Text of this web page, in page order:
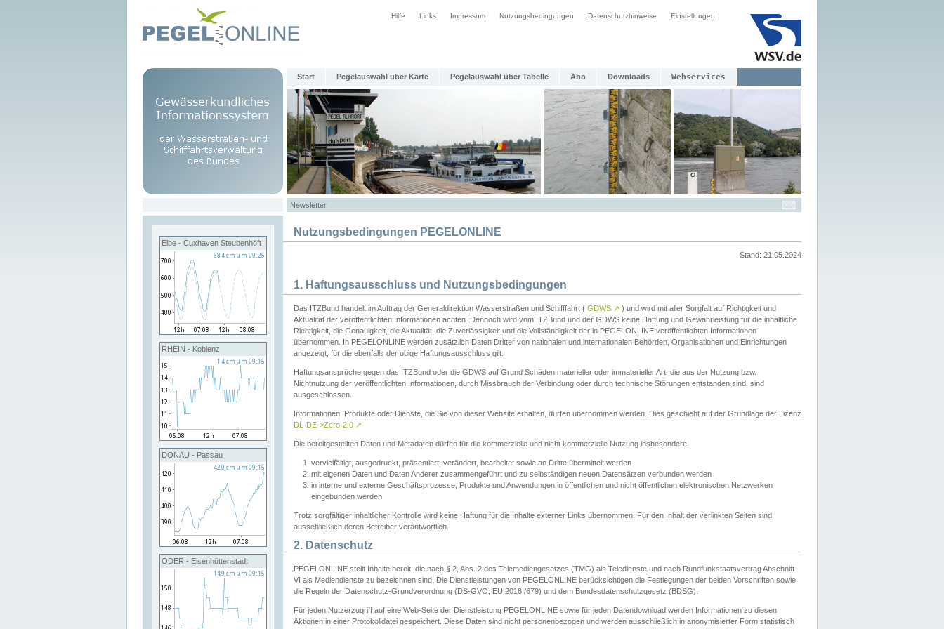
Hilfe Links Impressum Nutzungsbedingungen Datenschutzhinweise Einstellungen
Start Pegelauswahl über Karte Pegelauswahl über Tabelle Abo Downloads Webservices
Newsletter
Elbe - Cuxhaven Steubenhöft
RHEIN - Koblenz
DONAU - Passau
ODER - Eisenhüttenstadt
Nutzungsbedingungen PEGELONLINE
Stand: 21.05.2024
1. Haftungsausschluss und Nutzungsbedingungen
Das ITZBund handelt im Auftrag der Generaldirektion Wasserstraßen und Schifffahrt ( GDWS ↗ ) und wird mit aller Sorgfalt auf Richtigkeit und
Aktualität der veröffentlichten Informationen achten. Dennoch wird vom ITZBund und der GDWS keine Haftung und Gewährleistung für die inhaltliche
Richtigkeit, die Genauigkeit, die Aktualität, die Zuverlässigkeit und die Vollständigkeit der in PEGELONLINE veröffentlichten Informationen
übernommen. In PEGELONLINE werden zusätzlich Daten Dritter von nationalen und internationalen Behörden, Organisationen und Einrichtungen
angezeigt, für die ebenfalls der obige Haftungsausschluss gilt.
Haftungsansprüche gegen das ITZBund oder die GDWS auf Grund Schäden materieller oder immaterieller Art, die aus der Nutzung bzw.
Nichtnutzung der veröffentlichten Informationen, durch Missbrauch der Verbindung oder durch technische Störungen entstanden sind, sind
ausgeschlossen.
Informationen, Produkte oder Dienste, die Sie von dieser Website erhalten, dürfen übernommen werden. Dies geschieht auf der Grundlage der Lizenz
DL-DE->Zero-2.0 ↗
Die bereitgestellten Daten und Metadaten dürfen für die kommerzielle und nicht kommerzielle Nutzung insbesondere
vervielfältigt, ausgedruckt, präsentiert, verändert, bearbeitet sowie an Dritte übermittelt werden
mit eigenen Daten und Daten Anderer zusammengeführt und zu selbständigen neuen Datensätzen verbunden werden
in interne und externe Geschäftsprozesse, Produkte und Anwendungen in öffentlichen und nicht öffentlichen elektronischen Netzwerken
eingebunden werden
Trotz sorgfältiger inhaltlicher Kontrolle wird keine Haftung für die Inhalte externer Links übernommen. Für den Inhalt der verlinkten Seiten sind
ausschließlich deren Betreiber verantwortlich.
2. Datenschutz
PEGELONLINE stellt Inhalte bereit, die nach § 2, Abs. 2 des Telemediengesetzes (TMG) als Teledienste und nach Rundfunkstaatsvertrag Abschnitt
VI als Mediendienste zu bezeichnen sind. Die Dienstleistungen von PEGELONLINE berücksichtigen die Festlegungen der beiden Vorschriften sowie
die Regeln der Datenschutz-Grundverordnung (DS-GVO, EU 2016 /679) und dem Bundesdatenschutzgesetz (BDSG).
Für jeden Nutzerzugriff auf eine Web-Seite der Dienstleistung PEGELONLINE sowie für jeden Datendownload werden Informationen zu diesen
Aktionen in einer Protokolldatei gespeichert. Diese Daten sind nicht personenbezogen und werden ausschließlich in anonymisierter Form statistisch